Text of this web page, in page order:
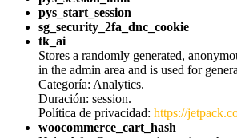
pys_start_session
sg_security_2fa_dnc_cookie
tk_ai
Stores a randomly generated,
in the admin area and is used for
Categoría: Analytics.
Duración: session.
Política de privacidad: https://
woocommerce_cart_hash